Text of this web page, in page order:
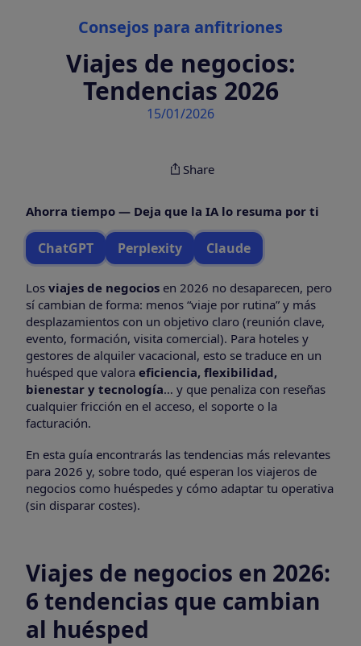
Consejos para anfitriones
Viajes de negocios:
Tendencias 2026
15/01/2026
Share
Ahorra tiempo — Deja que la IA lo resuma por ti
ChatGPT Perplexity Claude
Los viajes de negocios en 2026 no desaparecen, pero
sí cambian de forma: menos “viaje por rutina” y más
desplazamientos con un objetivo claro (reunión clave,
evento, formación, visita comercial). Para hoteles y
gestores de alquiler vacacional, esto se traduce en un
huésped que valora eficiencia, flexibilidad,
bienestar y tecnología… y que penaliza con reseñas
cualquier fricción en el acceso, el soporte o la
facturación.
En esta guía encontrarás las tendencias más relevantes
para 2026 y, sobre todo, qué esperan los viajeros de
negocios como huéspedes y cómo adaptar tu operativa
(sin disparar costes).
Viajes de negocios en 2026:
6 tendencias que cambian
al huésped